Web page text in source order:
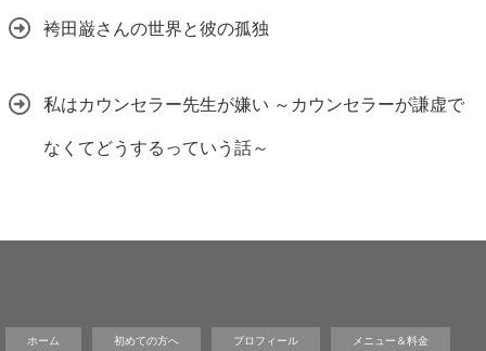
袴田巌さんの世界と彼の孤独
私はカウンセラー先生が嫌い ～カウンセラーが謙虚で
なくてどうするっていう話～
ホーム 初めての方へ プロフィール メニュー＆料金